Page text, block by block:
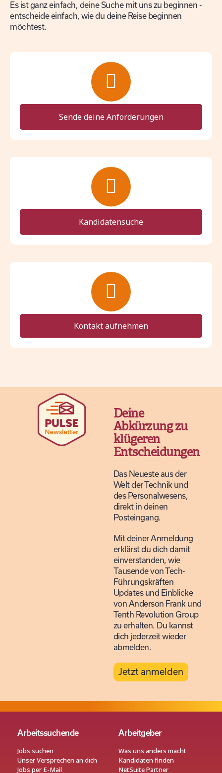
Es ist ganz einfach, deine Suche mit uns zu beginnen -
entscheide einfach, wie du deine Reise beginnen
möchtest.
Sende deine Anforderungen
Kandidatensuche
Kontakt aufnehmen
Deine
Abkürzung zu
klügeren
Entscheidungen
Das Neueste aus der
Welt der Technik und
des Personalwesens,
direkt in deinen
Posteingang.
Mit deiner Anmeldung
erklärst du dich damit
einverstanden, wie
Tausende von Tech-
Führungskräften
Updates und Einblicke
von Anderson Frank und
Tenth Revolution Group
zu erhalten. Du kannst
dich jederzeit wieder
abmelden.
Jetzt anmelden
Arbeitssuchende
Jobs suchen
Unser Versprechen an dich
Jobs per E-Mail
Arbeitgeber
Was uns anders macht
Kandidaten finden
NetSuite Partner